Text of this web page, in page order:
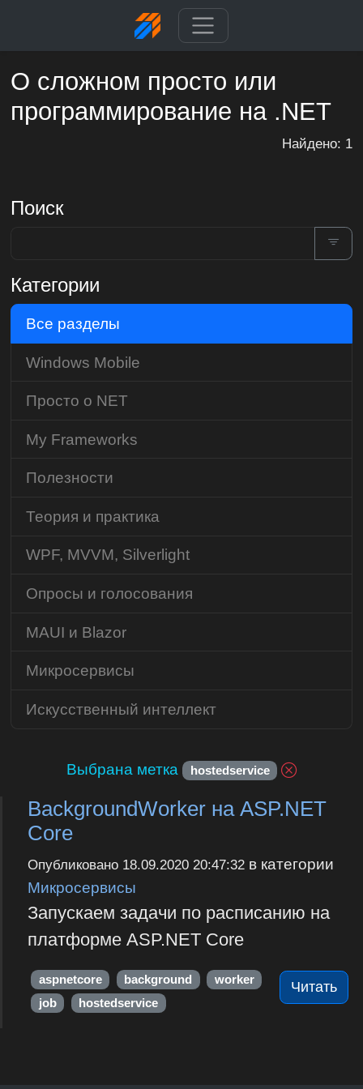
О сложном просто или
программирование на .NET
Найдено: 1
Выбрана метка hostedservice
BackgroundWorker на ASP.NET
Core
Опубликовано 18.09.2020 20:47:32в категории
Микросервисы
Запускаем задачи по расписанию на
платформе ASP.NET Core
Читать
aspnetcore background
worker
job
hostedservice
Поиск
Категории
Все разделы
Windows Mobile
Просто о NET
My Frameworks
Полезности
Теория и практика
WPF, MVVM, Silverlight
Опросы и голосования
MAUI и Blazor
Микросервисы
Искусственный интеллект